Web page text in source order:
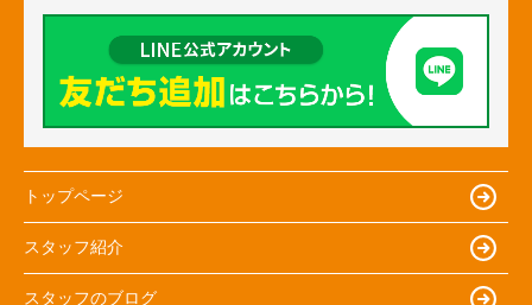
トップページ
スタッフ紹介
スタッフのブログ